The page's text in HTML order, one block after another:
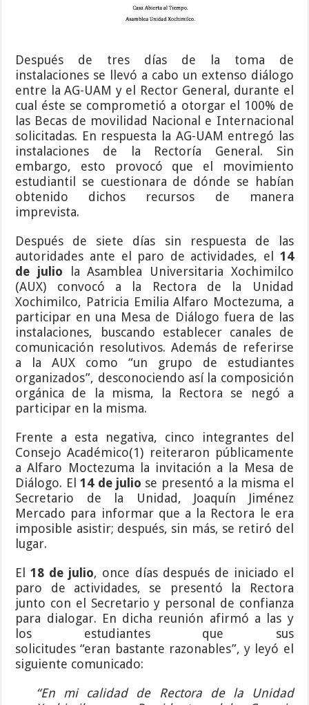
Después de tres días de la toma de
instalaciones se llevó a cabo un extenso diálogo
entre la AG-UAM y el Rector General, durante el
cual éste se comprometió a otorgar el 100% de
las Becas de movilidad Nacional e Internacional
solicitadas. En respuesta la AG-UAM entregó las
instalaciones de la Rectoría General. Sin
embargo, esto provocó que el movimiento
estudiantil se cuestionara de dónde se habían
obtenido dichos recursos de manera
imprevista.
Después de siete días sin respuesta de las
autoridades ante el paro de actividades, el 14
de julio la Asamblea Universitaria Xochimilco
(AUX) convocó a la Rectora de la Unidad
Xochimilco, Patricia Emilia Alfaro Moctezuma, a
participar en una Mesa de Diálogo fuera de las
instalaciones, buscando establecer canales de
comunicación resolutivos. Además de referirse
a la AUX como “un grupo de estudiantes
organizados”, desconociendo así la composición
orgánica de la misma, la Rectora se negó a
participar en la misma.
Frente a esta negativa, cinco integrantes del
Consejo Académico(1) reiteraron públicamente
a Alfaro Moctezuma la invitación a la Mesa de
Diálogo. El14 de julio se presentó a la misma el
Secretario de la Unidad, Joaquín Jiménez
Mercado para informar que a la Rectora le era
imposible asistir; después, sin más, se retiró del
lugar.
El18 de julio, once días después de iniciado el
paro de actividades, se presentó la Rectora
junto con el Secretario y personal de confianza
para dialogar. En dicha reunión afirmó a las y
los estudiantes que sus
solicitudes “eran bastante razonables”, y leyó el
siguiente comunicado:
“En mi calidad de Rectora de la Unidad